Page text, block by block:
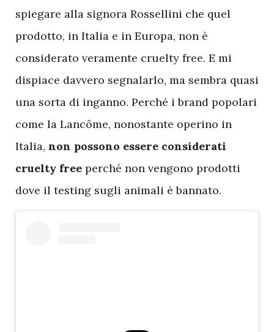
spiegare alla signora Rossellini che quel
prodotto, in Italia e in Europa, non è
considerato veramente cruelty free. E mi
dispiace davvero segnalarlo, ma sembra quasi
una sorta di inganno. Perché i brand popolari
come la Lancôme, nonostante operino in
Italia, non possono essere considerati
cruelty free perché non vengono prodotti
dove il testing sugli animali è bannato.